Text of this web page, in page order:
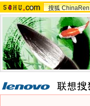
搜狐 ChinaRen